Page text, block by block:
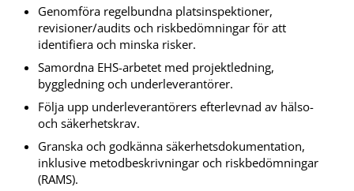
Genomföra regelbundna platsinspektioner,
revisioner/audits och riskbedömningar för att
identifiera och minska risker.
Samordna EHS-arbetet med projektledning,
byggledning och underleverantörer.
Följa upp underleverantörers efterlevnad av hälso-
och säkerhetskrav.
Granska och godkänna säkerhetsdokumentation,
inklusive metodbeskrivningar och riskbedömningar
(RAMS).